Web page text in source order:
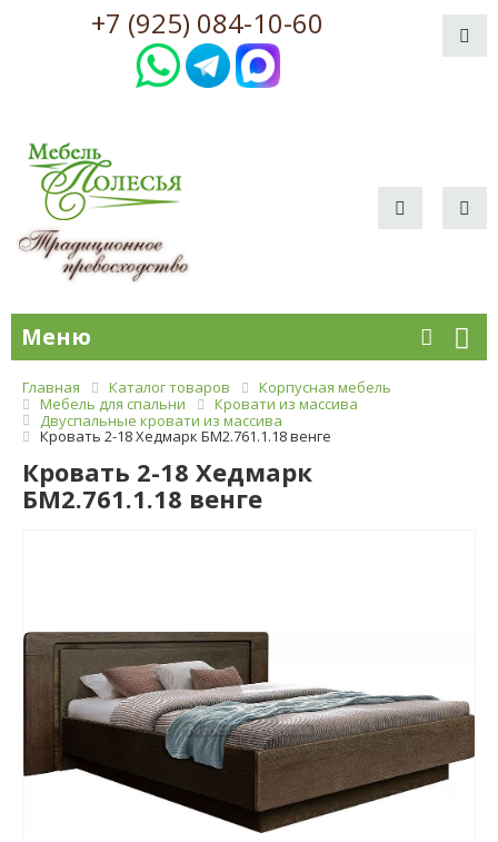
+7 (925) 084-10-60
Меню
Главная Каталог товаров
Корпусная мебель
Мебель для спальни
Кровати из массива
Двуспальные кровати из массива
Кровать 2-18 Хедмарк БМ2.761.1.18 венге
Кровать 2-18 Хедмарк
БМ2.761.1.18 венге